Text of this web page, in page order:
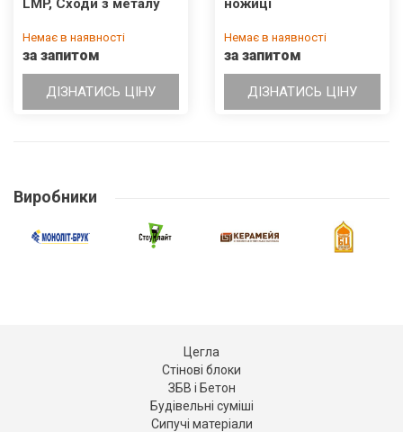
LMP, Сходи з металу
Немає в наявності
за запитом
ДІЗНАТИСЬ ЦІНУ
ножиці
Немає в наявності
за запитом
ДІЗНАТИСЬ ЦІНУ
Виробники
Цегла
Стінові блоки
ЗБВ і Бетон
Будівельні суміші
Сипучі матеріали